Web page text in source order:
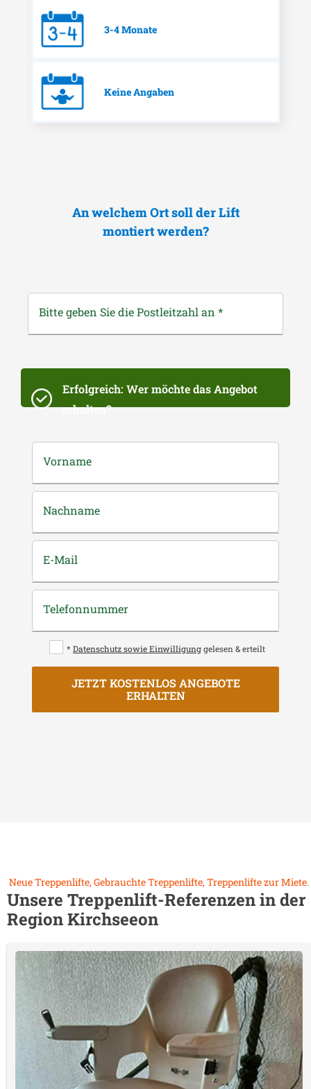
3-4 Monate
Keine Angaben
An welchem Ort soll der Lift
montiert werden?
Bitte geben Sie die Postleitzahl an *
Erfolgreich: Wer möchte das Angebot
erhalten?
Vorname
Nachname
E-Mail
Telefonnummer
* Datenschutz sowie Einwilligung gelesen & erteilt
JETZT KOSTENLOS ANGEBOTE
ERHALTEN
Neue Treppenlifte, Gebrauchte Treppenlifte, Treppenlifte zur Miete.
Unsere Treppenlift-Referenzen in der
RegionKirchseeon